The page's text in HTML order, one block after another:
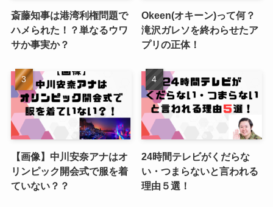
斎藤知事は港湾利権問題で
ハメられた！？単なるウワ
サか事実か？
Okeen(オキーン)って何？
滝沢ガレソを終わらせたア
プリの正体！
【画像】中川安奈アナはオ
リンピック開会式で服を着
ていない？？
24時間テレビがくだらな
い・つまらないと言われる
理由５選！